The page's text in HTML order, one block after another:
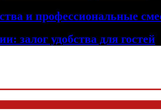
и профессиональные
залог удобства для гостей